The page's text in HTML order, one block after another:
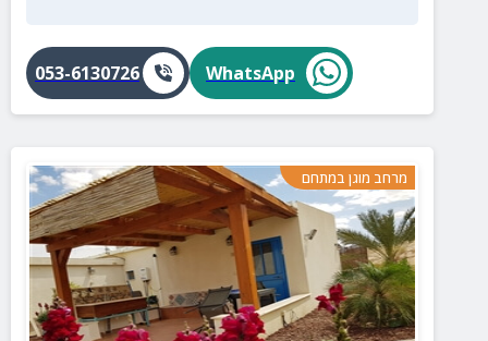
WhatsApp
053-6130726
מרחב מוגן במתחם